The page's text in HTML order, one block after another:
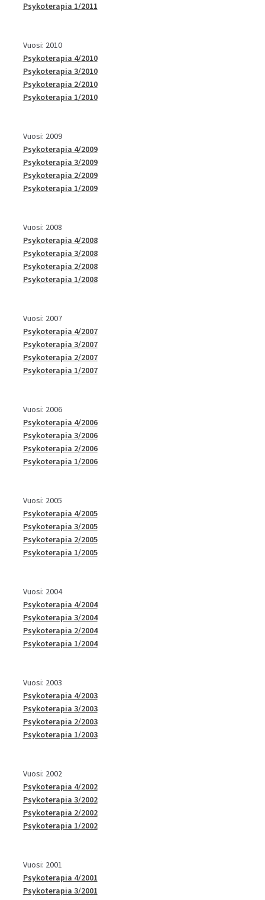
Psykoterapia 1/2011
Vuosi: 2010
Psykoterapia 4/2010
Psykoterapia 3/2010
Psykoterapia 2/2010
Psykoterapia 1/2010
Vuosi: 2009
Psykoterapia 4/2009
Psykoterapia 3/2009
Psykoterapia 2/2009
Psykoterapia 1/2009
Vuosi: 2008
Psykoterapia 4/2008
Psykoterapia 3/2008
Psykoterapia 2/2008
Psykoterapia 1/2008
Vuosi: 2007
Psykoterapia 4/2007
Psykoterapia 3/2007
Psykoterapia 2/2007
Psykoterapia 1/2007
Vuosi: 2006
Psykoterapia 4/2006
Psykoterapia 3/2006
Psykoterapia 2/2006
Psykoterapia 1/2006
Vuosi: 2005
Psykoterapia 4/2005
Psykoterapia 3/2005
Psykoterapia 2/2005
Psykoterapia 1/2005
Vuosi: 2004
Psykoterapia 4/2004
Psykoterapia 3/2004
Psykoterapia 2/2004
Psykoterapia 1/2004
Vuosi: 2003
Psykoterapia 4/2003
Psykoterapia 3/2003
Psykoterapia 2/2003
Psykoterapia 1/2003
Vuosi: 2002
Psykoterapia 4/2002
Psykoterapia 3/2002
Psykoterapia 2/2002
Psykoterapia 1/2002
Vuosi: 2001
Psykoterapia 4/2001
Psykoterapia 3/2001